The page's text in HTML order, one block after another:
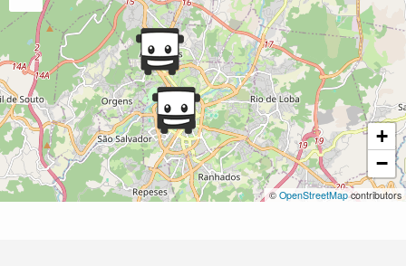
+
−
© OpenStreetMapcontributors